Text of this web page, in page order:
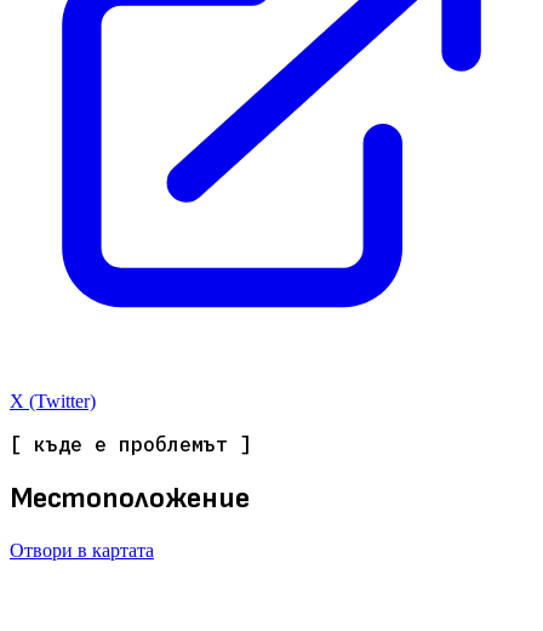
X (Twitter)
[ къде е проблемът ]
Местоположение
Отвори в картата